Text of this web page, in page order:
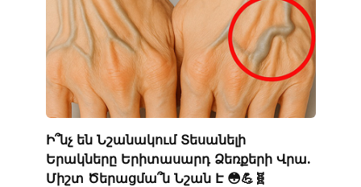
Ի՞նչ են Նշանակում Տեսանելի
Երակները Երիտասարդ Ձեռքերի Վրա.
Միշտ Ծերացմա՞ն Նշան Է 😳💪🧬